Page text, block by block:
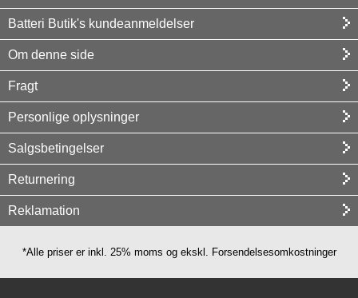
Batteri Butik's kundeanmeldelser
Om denne side
Fragt
Personlige oplysninger
Salgsbetingelser
Returnering
Reklamation
*Alle priser er inkl. 25% moms og ekskl. Forsendelsesomkostninger